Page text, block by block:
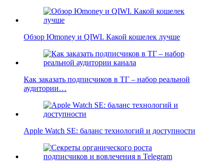
Обзор Юmoney и QIWI. Какой кошелек лучше
Как заказать подписчиков в ТГ – набор реальной
аудитории…
Apple Watch SE: баланс технологий и доступности